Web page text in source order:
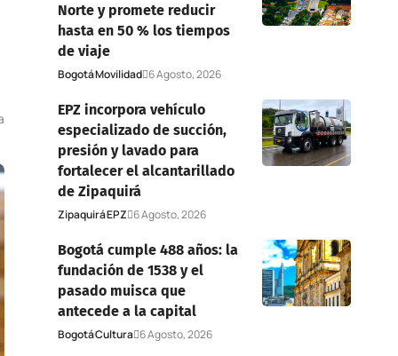
Norte y promete reducir
hasta en 50 % los tiempos
de viaje
BogotáMovilidad 6 Agosto, 2026
EPZ incorpora vehículo
especializado de succión,
presión y lavado para
fortalecer el alcantarillado
de Zipaquirá
ZipaquiráEPZ 6 Agosto, 2026
Bogotá cumple 488 años: la
fundación de 1538 y el
pasado muisca que
antecede a la capital
BogotáCultura 6 Agosto, 2026